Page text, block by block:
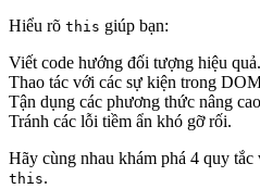
Hiểu rõ this giúp bạn:
Viết code hướng đối tượng hiệu quả.
Thao tác với các sự kiện trong
Tận dụng các phương thức nâng
Tránh các lỗi tiềm ẩn khó gỡ rối.
Hãy cùng nhau khám phá 4 quy
this.